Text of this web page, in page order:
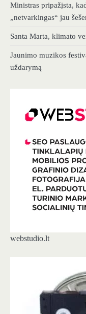
Ministras pripažįsta,
„netvarkingas“ jau
Santa Marta, klimato
Jaunimo muzikos
uždarymą
webstudio.lt